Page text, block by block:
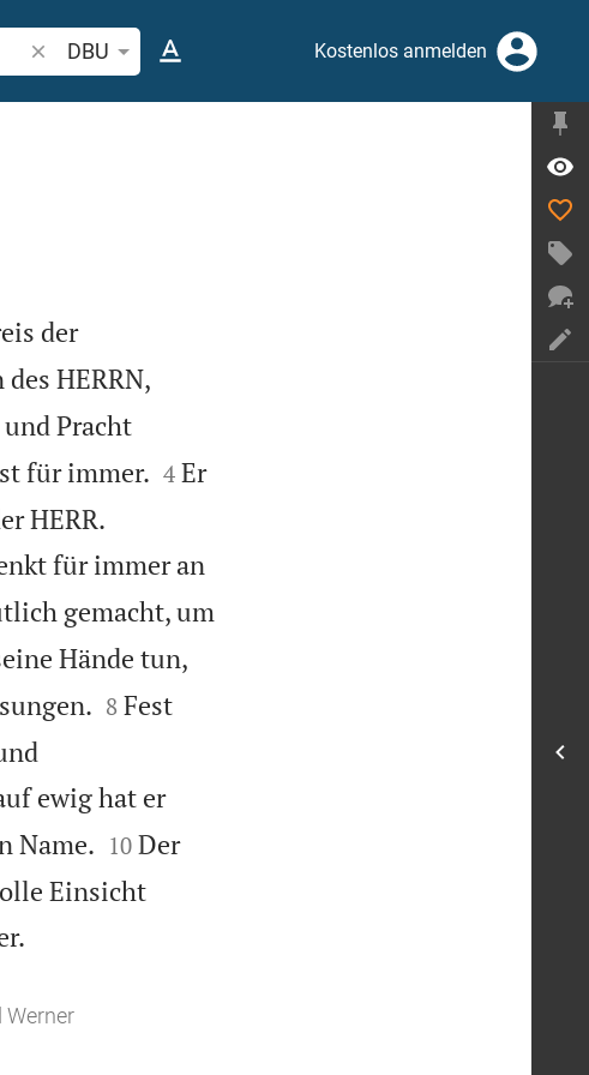
Bibelstelle oder Begriff suchen
DBU Kostenlos anmelden
der
HERRN,
Pracht
für immer.
4 Er
HERR.
für immer an
gemacht, um
Hände tun,

8 Fest
ewig hat er
Name.
10 Der
Einsicht

Werner